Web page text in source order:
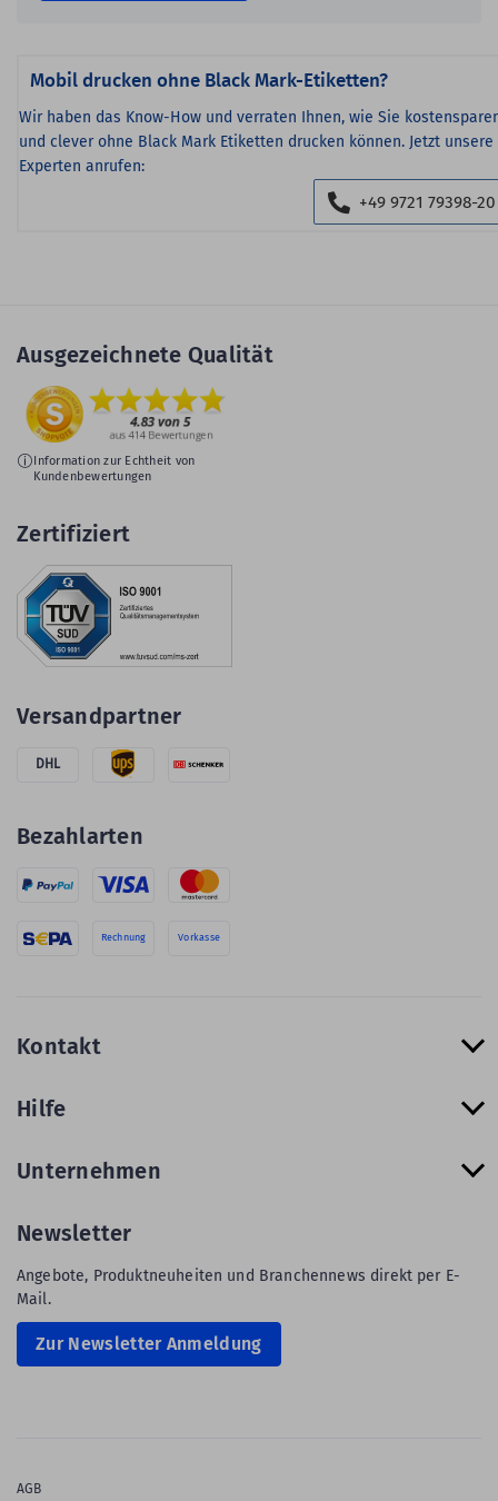
Mobil drucken ohne Black Mark-Etiketten?
Wir haben das Know-How und verraten Ihnen, wie Sie
und clever ohne Black Mark Etiketten drucken können. Jetzt unsere
Experten anrufen:
+49 9721 79398-20
Ausgezeichnete Qualität
Information zur Echtheit von
Kundenbewertungen
Zertifiziert
Versandpartner
DHL
Bezahlarten
Rechnung Vorkasse
Kontakt
Hilfe
Unternehmen
Newsletter
Angebote, Produktneuheiten und Branchennews direkt per E-
Mail.
Zur Newsletter Anmeldung
AGB